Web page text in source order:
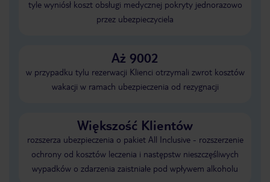
tyle wyniósł koszt obsługi medycznej pokryty jednorazowo
przez ubezpieczyciela
Aż 9002
w przypadku tylu rezerwacji Klienci otrzymali zwrot kosztów
wakacji w ramach ubezpieczenia od rezygnacji
Większość Klientów
rozszerza ubezpieczenia o pakiet All Inclusive - rozszerzenie
ochrony od kosztów leczenia i następstw nieszczęśliwych
wypadków o zdarzenia zaistniałe pod wpływem alkoholu